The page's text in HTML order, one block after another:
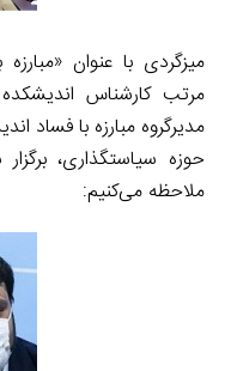
میزگردی با عنوان
مرتب کارشناس
مدیرگروه مبارزه با فساد
حوزه سیاستگذاری،
ملاحظه می‌کنیم: